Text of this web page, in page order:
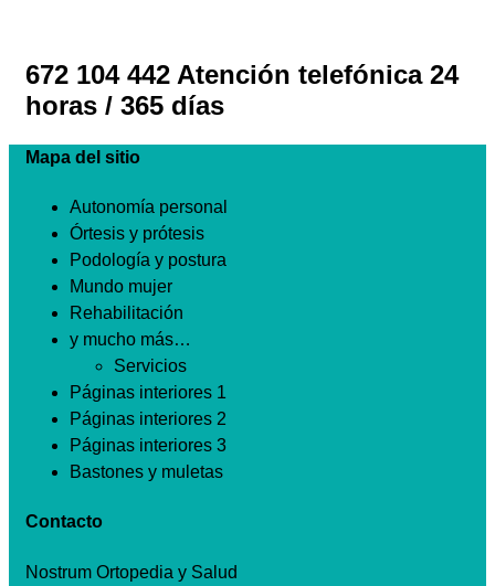
672 104 442 Atención telefónica 24
horas / 365 días
Mapa del sitio
Autonomía personal
Órtesis y prótesis
Podología y postura
Mundo mujer
Rehabilitación
y mucho más…
Servicios
Páginas interiores 1
Páginas interiores 2
Páginas interiores 3
Bastones y muletas
Contacto
Nostrum Ortopedia y Salud